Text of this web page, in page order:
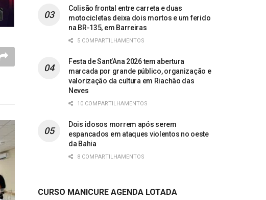
Colisão frontal entre carreta e duas
motocicletas deixa dois mortos e um ferido
na BR-135, em Barreiras
5 COMPARTILHAMENTOS
Festa de Sant’Ana 2026 tem abertura
marcada por grande público, organização e
valorização da cultura em Riachão das
Neves
10 COMPARTILHAMENTOS
Dois idosos morrem após serem
espancados em ataques violentos no oeste
da Bahia
8 COMPARTILHAMENTOS
CURSO MANICURE AGENDA LOTADA